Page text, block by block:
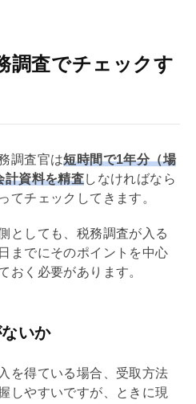
調査でチェックす
調査官は短時間で1年分（場
計資料を精査しなければなら
てチェックしてきます。
としても、税務調査が入る
までにそのポイントを中心
おく必要があります。
いか
を得ている場合、受取方法
しやすいですが、ときに現